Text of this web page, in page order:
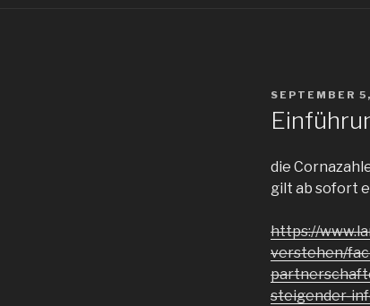
SEPTEMBER
die
gilt ab sofort
https://
verstehen/
steigender-